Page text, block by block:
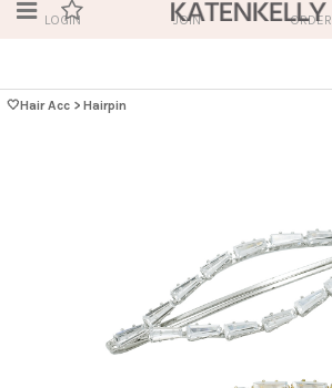
LOGIN JOIN ORDER
🤍Hair Acc > Hairpin